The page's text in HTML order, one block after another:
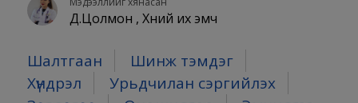
Д.Цолмон , Хүний их эмч
Шалтгаан
Шинж тэмдэг
Хүндрэл
Урьдчилан сэргийлэх